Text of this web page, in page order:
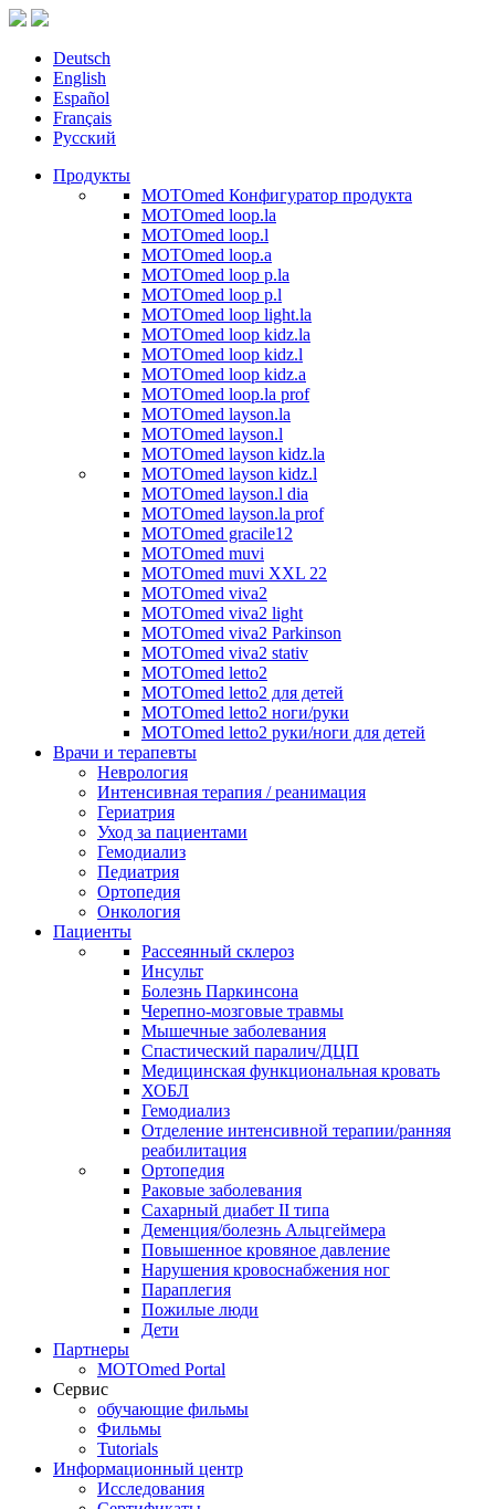
Deutsch
English
Español
Français
Русский
Продукты
MOTOmed Конфигуратор продукта
MOTOmed loop.la
MOTOmed loop.l
MOTOmed loop.a
MOTOmed loop p.la
MOTOmed loop p.l
MOTOmed loop light.la
MOTOmed loop kidz.la
MOTOmed loop kidz.l
MOTOmed loop kidz.a
MOTOmed loop.la prof
MOTOmed layson.la
MOTOmed layson.l
MOTOmed layson kidz.la
MOTOmed layson kidz.l
MOTOmed layson.l dia
MOTOmed layson.la prof
MOTOmed gracile12
MOTOmed muvi
MOTOmed muvi XXL 22
MOTOmed viva2
MOTOmed viva2 light
MOTOmed viva2 Parkinson
MOTOmed viva2 stativ
MOTOmed letto2
MOTOmed letto2 для детей
MOTOmed letto2 ноги/руки
MOTOmed letto2 руки/ноги для детей
Врачи и терапевты
Неврология
Интенсивная терапия / реанимация
Гериатрия
Уход за пациентами
Гемодиализ
Педиатрия
Ортопедия
Онкология
Пациенты
Рассеянный склероз
Инсульт
Болезнь Паркинсона
Черепно-мозговые травмы
Мышечные заболевания
Спастический паралич/ДЦП
Медицинская функциональная кровать
ХОБЛ
Гемодиализ
Отделение интенсивной терапии/ранняя
реабилитация
Ортопедия
Раковые заболевания
Сахарный диабет II типа
Деменция/болезнь Альцгеймера
Повышенное кровяное давление
Нарушения кровоснабжения ног
Параплегия
Пожилые люди
Дети
Партнеры
MOTOmed Portal
Сервис
обучающие фильмы
Фильмы
Tutorials
Информационный центр
Исследования